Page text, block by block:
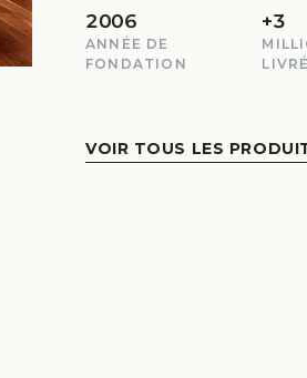
2006
ANNÉE DE
FONDATION
+3
VOIR TOUS LES